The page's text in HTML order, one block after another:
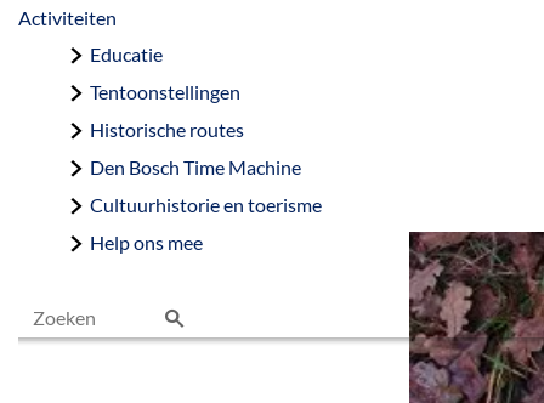
Activiteiten
Educatie
Tentoonstellingen
Historische routes
Den Bosch Time Machine
Cultuurhistorie en toerisme
Help ons mee